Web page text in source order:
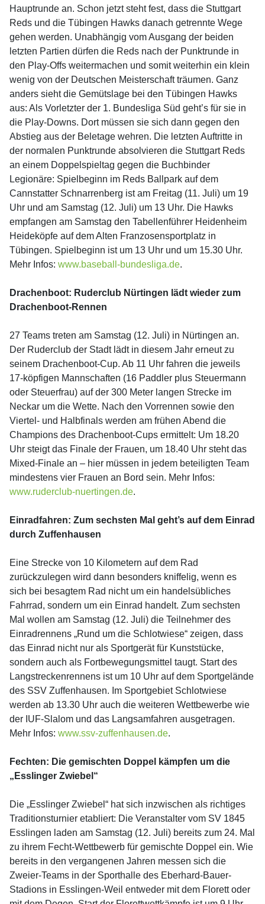
Hauptrunde an. Schon jetzt steht fest, dass die Stuttgart
Reds und die Tübingen Hawks danach getrennte Wege
gehen werden. Unabhängig vom Ausgang der beiden
letzten Partien dürfen die Reds nach der Punktrunde in
den Play-Offs weitermachen und somit weiterhin ein klein
wenig von der Deutschen Meisterschaft träumen. Ganz
anders sieht die Gemütslage bei den Tübingen Hawks
aus: Als Vorletzter der 1. Bundesliga Süd geht’s für sie in
die Play-Downs. Dort müssen sie sich dann gegen den
Abstieg aus der Beletage wehren. Die letzten Auftritte in
der normalen Punktrunde absolvieren die Stuttgart Reds
an einem Doppelspieltag gegen die Buchbinder
Legionäre: Spielbeginn im Reds Ballpark auf dem
Cannstatter Schnarrenberg ist am Freitag (11. Juli) um 19
Uhr und am Samstag (12. Juli) um 13 Uhr. Die Hawks
empfangen am Samstag den Tabellenführer Heidenheim
Heideköpfe auf dem Alten Franzosensportplatz in
Tübingen. Spielbeginn ist um 13 Uhr und um 15.30 Uhr.
Mehr Infos: www.baseball-bundesliga.de.
Drachenboot: Ruderclub Nürtingen lädt wieder zum
Drachenboot-Rennen
27 Teams treten am Samstag (12. Juli) in Nürtingen an.
Der Ruderclub der Stadt lädt in diesem Jahr erneut zu
seinem Drachenboot-Cup. Ab 11 Uhr fahren die jeweils
17-köpfigen Mannschaften (16 Paddler plus Steuermann
oder Steuerfrau) auf der 300 Meter langen Strecke im
Neckar um die Wette. Nach den Vorrennen sowie den
Viertel- und Halbfinals werden am frühen Abend die
Champions des Drachenboot-Cups ermittelt: Um 18.20
Uhr steigt das Finale der Frauen, um 18.40 Uhr steht das
Mixed-Finale an – hier müssen in jedem beteiligten Team
mindestens vier Frauen an Bord sein. Mehr Infos:
www.ruderclub-nuertingen.de.
Einradfahren: Zum sechsten Mal geht’s auf dem Einrad
durch Zuffenhausen
Eine Strecke von 10 Kilometern auf dem Rad
zurückzulegen wird dann besonders kniffelig, wenn es
sich bei besagtem Rad nicht um ein handelsübliches
Fahrrad, sondern um ein Einrad handelt. Zum sechsten
Mal wollen am Samstag (12. Juli) die Teilnehmer des
Einradrennens „Rund um die Schlotwiese“ zeigen, dass
das Einrad nicht nur als Sportgerät für Kunststücke,
sondern auch als Fortbewegungsmittel taugt. Start des
Langstreckenrennens ist um 10 Uhr auf dem Sportgelände
des SSV Zuffenhausen. Im Sportgebiet Schlotwiese
werden ab 13.30 Uhr auch die weiteren Wettbewerbe wie
der IUF-Slalom und das Langsamfahren ausgetragen.
Mehr Infos: www.ssv-zuffenhausen.de.
Fechten: Die gemischten Doppel kämpfen um die
„Esslinger Zwiebel“
Die „Esslinger Zwiebel“ hat sich inzwischen als richtiges
Traditionsturnier etabliert: Die Veranstalter vom SV 1845
Esslingen laden am Samstag (12. Juli) bereits zum 24. Mal
zu ihrem Fecht-Wettbewerb für gemischte Doppel ein. Wie
bereits in den vergangenen Jahren messen sich die
Zweier-Teams in der Sporthalle des Eberhard-Bauer-
Stadions in Esslingen-Weil entweder mit dem Florett oder